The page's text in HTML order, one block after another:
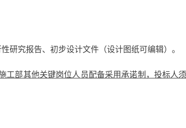
研究报告、初步设计文件（设计图纸可编辑）。
部其他关键岗位人员配备采用承诺制，投标人